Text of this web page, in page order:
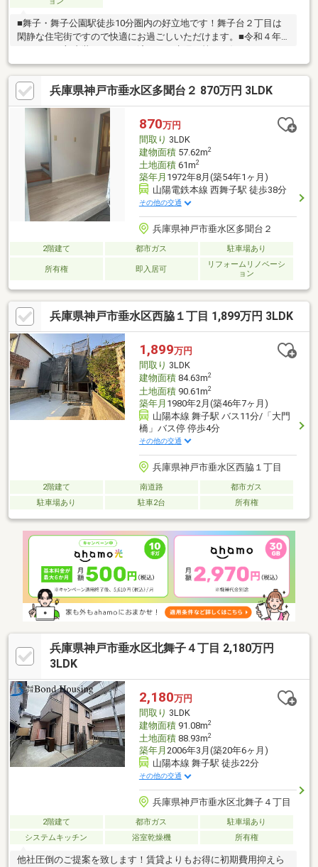
■舞子・舞子公園駅徒歩10分圏内の好立地です！舞子台２丁目は
閑静な住宅街ですので快適にお過ごしいただけます。■令和４年
ームをご検討ください。■実需・収益どちらでもご検討いただけ
ます。■現金でのご購入をご検討ください。■リフォーム等のご相
談賜ります。■現地見学可能です。お問い合わせお待ちしており
ます。
兵庫県神戸市垂水区多聞台２ 870万円 3LDK
870万円
間取り 3LDK
建物面積57.62m2
土地面積61m2
築年月 1972年8月(築54年1ヶ月)
山陽電鉄本線 西舞子駅 徒歩38分
その他の交通
兵庫県神戸市垂水区多聞台２
2階建て 都市ガス 駐車場あり
所有権 即入居可
リフォームリノベーシ
ョン
兵庫県神戸市垂水区西脇１丁目 1,899万円 3LDK
1,899万円
間取り 3LDK
建物面積84.63m2
土地面積90.61m2
築年月 1980年2月(築46年7ヶ月)
山陽本線 舞子駅 バス11分/「大門
橋」バス停 停歩4分
その他の交通
兵庫県神戸市垂水区西脇１丁目
2階建て 南道路
都市ガス
駐車場あり
駐車2台 所有権
兵庫県神戸市垂水区北舞子４丁目 2,180万円
3LDK
2,180万円
間取り 3LDK
建物面積91.08m2
土地面積88.93m2
築年月 2006年3月(築20年6ヶ月)
山陽本線 舞子駅 徒歩22分
その他の交通
兵庫県神戸市垂水区北舞子４丁目
2階建て 都市ガス
駐車場あり
システムキッチン
浴室乾燥機 所有権
他社圧倒のご提案を致します！賃貸よりもお得に初期費用抑えら